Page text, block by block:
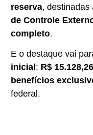
reserva,
de Controle
completo.
E o destaque vai
inicial : R$ 15.128,26
benefícios
federal.